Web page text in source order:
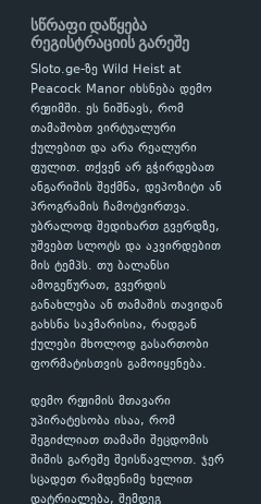
სწრაფი დაწყება
რეგისტრაციის გარეშე
Sloto.ge-ზე Wild Heist at
Peacock Manor იხსნება დემო
რეჟიმში. ეს ნიშნავს, რომ
თამაშობთ ვირტუალური
ქულებით და არა რეალური
ფულით. თქვენ არ გჭირდებათ
ანგარიშის შექმნა, დეპოზიტი ან
პროგრამის ჩამოტვირთვა.
უბრალოდ შედიხართ გვერდზე,
უშვებთ სლოტს და აკვირდებით
მის ტემპს. თუ ბალანსი
ამოგეწურათ, გვერდის
განახლება ან თამაშის თავიდან
გახსნა საკმარისია, რადგან
ქულები მხოლოდ გასართობი
ფორმატისთვის გამოიყენება.
დემო რეჟიმის მთავარი
უპირატესობა ისაა, რომ
შეგიძლიათ თამაში შეცდომის
შიშის გარეშე შეისწავლოთ. ჯერ
სცადეთ რამდენიმე ხელით
დატრიალება, შემდეგ